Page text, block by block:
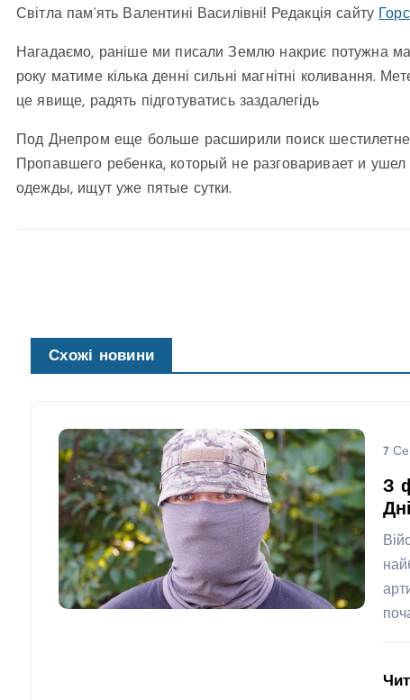
Світла пам‘ять Валентині Василівні! Редакція сайту
Нагадаємо, раніше ми писали Землю накриє потужна
року матиме кілька денні сильні магнітні коливання.
це явище, радять підготуватись заздалегідь
Под Днепром еще больше расширили поиск
Пропавшего ребенка, который не разговаривает и
одежды, ищут уже пятые сутки.
Схожі новини
7
З